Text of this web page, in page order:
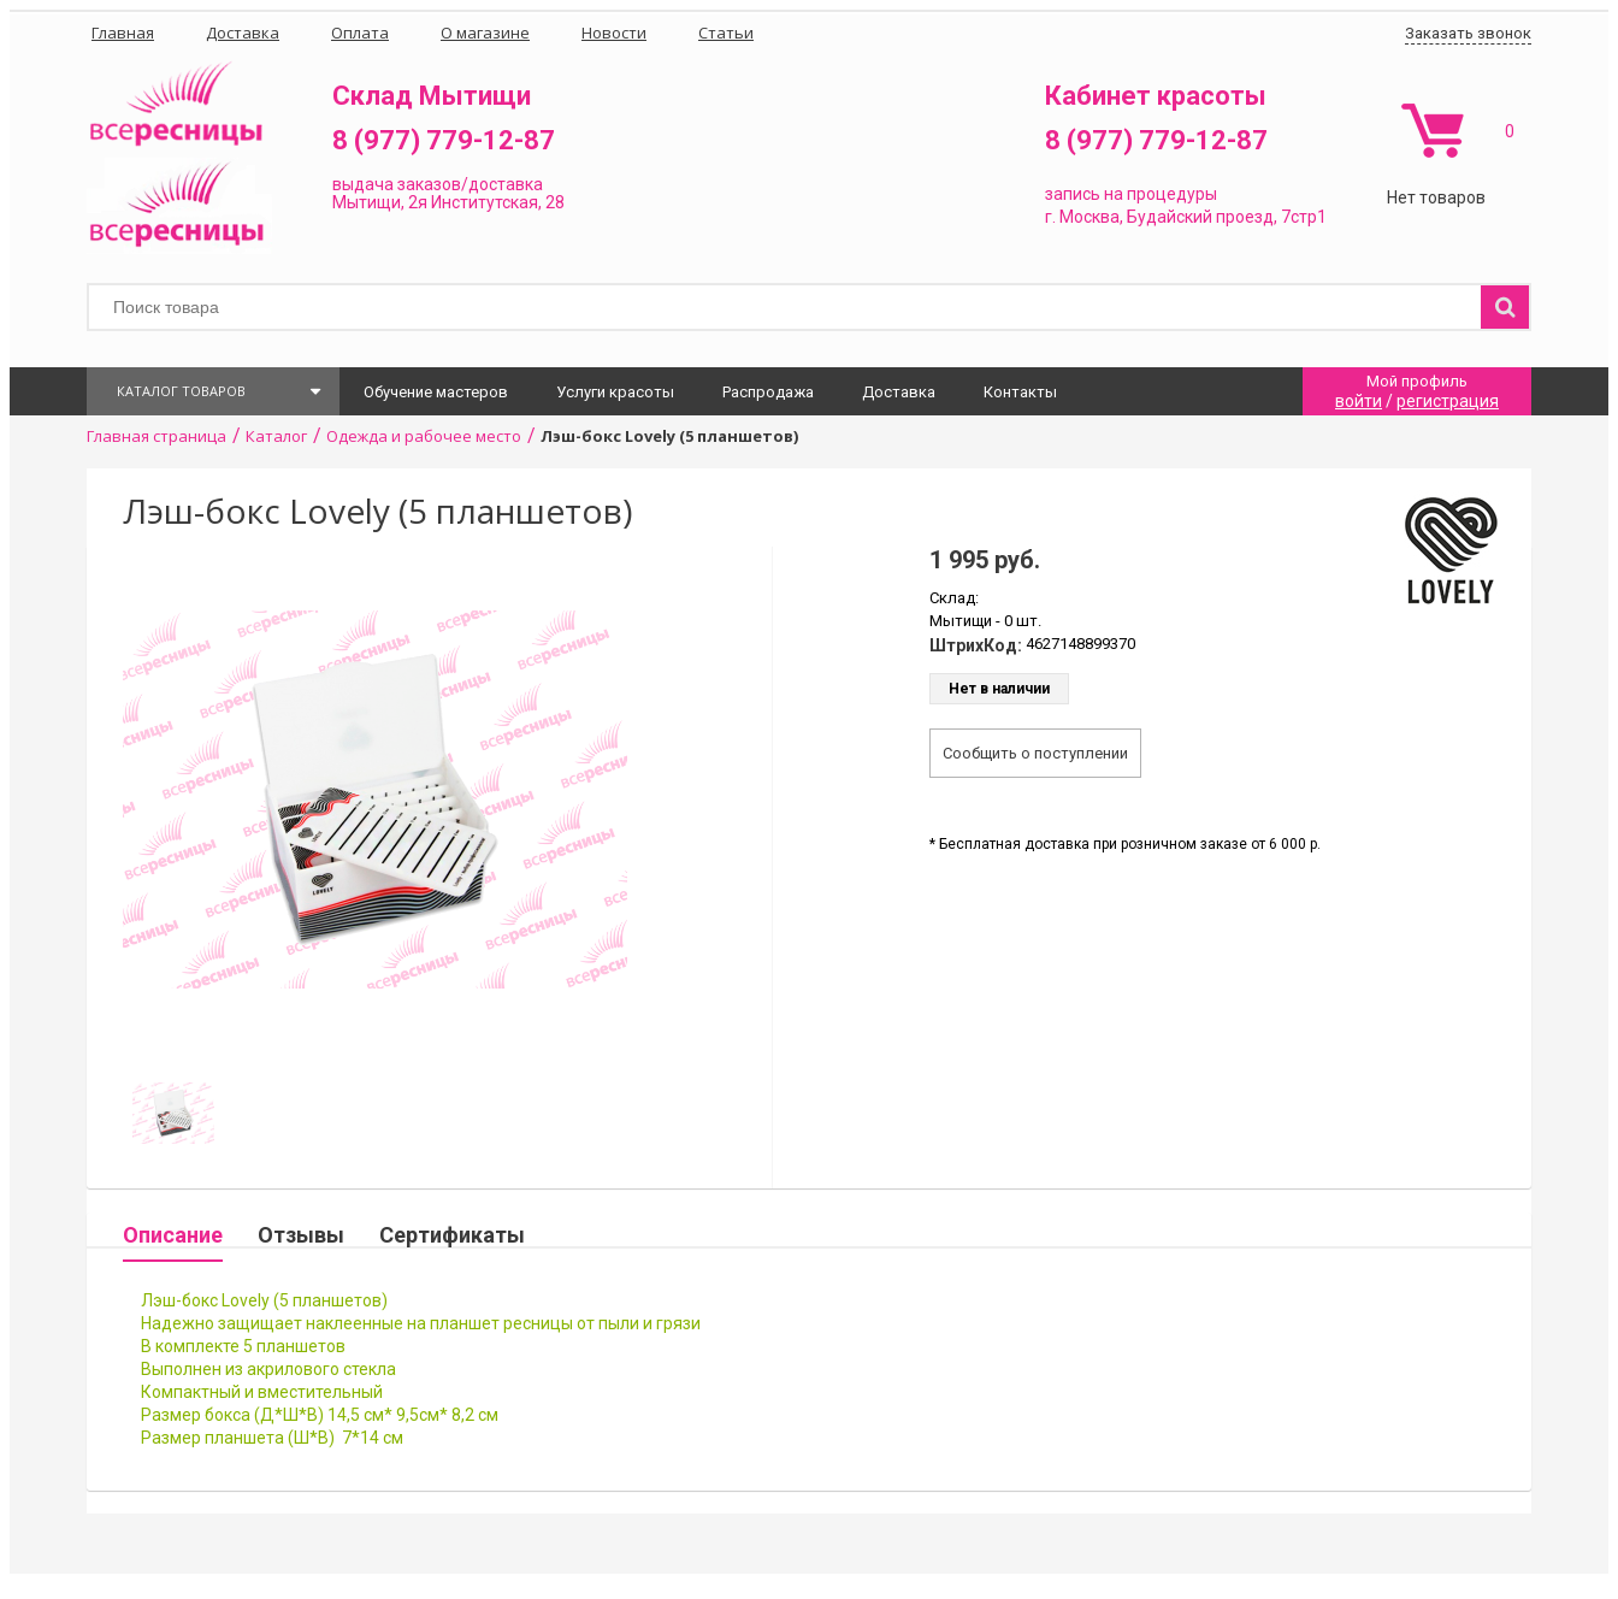
Главная Доставка Оплата О магазине Новости Статьи Заказать звонок
Склад Мытищи
8 (977) 779-12-87
выдача заказов/доставка
Мытищи, 2я Институтская, 28
Кабинет красоты
8 (977) 779-12-87
запись на процедуры
г. Москва, Будайский проезд, 7стр1
Нет товаров
0
КАТАЛОГ ТОВАРОВ Обучение мастеров Услуги красоты Распродажа Доставка Контакты
Мой профиль
войти /регистрация
Главная страница / Каталог / Одежда и рабочее место / Лэш-бокс Lovely (5 планшетов)
Лэш-бокс Lovely (5 планшетов)
1 995 руб.
Склад:
Мытищи - 0 шт.
ШтрихКод: 4627148899370
Нет в наличии
Сообщить о поступлении
* Бесплатная доставка при розничном заказе от 6 000 р.
Описание Отзывы Сертификаты
Лэш-бокс Lovely (5 планшетов)
Надежно защищает наклеенные на планшет ресницы от пыли и грязи
В комплекте 5 планшетов
Выполнен из акрилового стекла
Компактный и вместительный
Размер бокса (Д*Ш*В) 14,5 см* 9,5см* 8,2 см
Размер планшета (Ш*В) 7*14 см